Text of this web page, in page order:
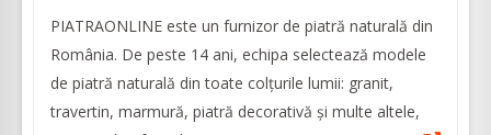
PIATRAONLINE este un furnizor de piatră naturală din
România. De peste 14 ani, echipa selectează modele
de piatră naturală din toate colțurile lumii: granit,
travertin, marmură, piatră decorativă și multe altele,